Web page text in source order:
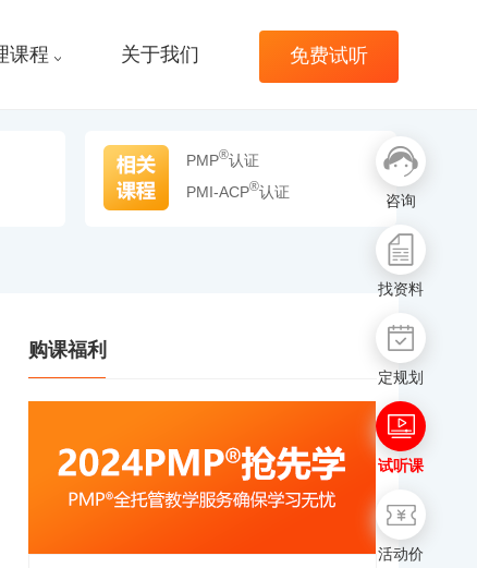
咨询
找资料
定规划
试听课
活动价
课程 关于我们 免费试听
PMP®认证
PMI-ACP®认证
购课福利